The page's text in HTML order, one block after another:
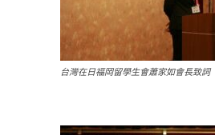
台灣在日福岡留學生會蕭家如會長致詞